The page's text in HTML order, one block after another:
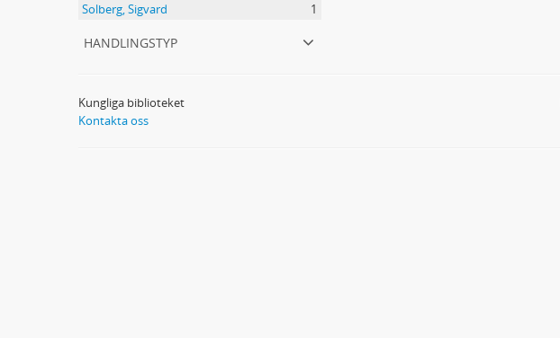
Solberg, Sigvard
1
handlingstyp
Kungliga biblioteket
Kontakta oss